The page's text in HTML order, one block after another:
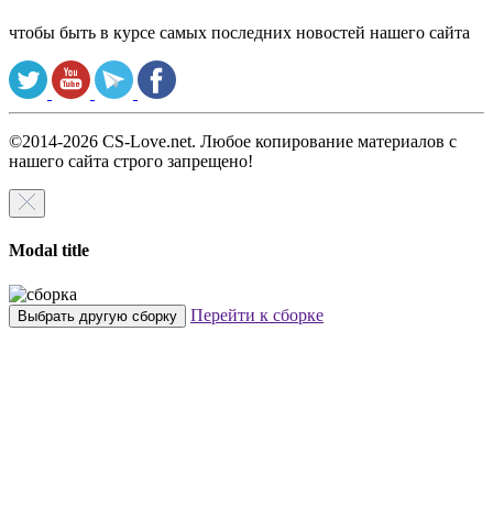
чтобы быть в курсе самых последних новостей нашего сайта
©2014-2026 CS-Love.net. Любое копирование материалов с
нашего сайта строго запрещено!
Modal title
Выбрать другую сборку Перейти к сборке